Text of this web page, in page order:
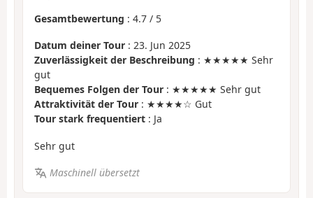
Gesamtbewertung : 4.7 / 5
Datum deiner Tour : 23. Jun 2025
Zuverlässigkeit der Beschreibung : ★★★★★ Sehr
gut
Bequemes Folgen der Tour : ★★★★★ Sehr gut
Attraktivität der Tour : ★★★★☆ Gut
Tour stark frequentiert : Ja
Sehr gut
Maschinell übersetzt